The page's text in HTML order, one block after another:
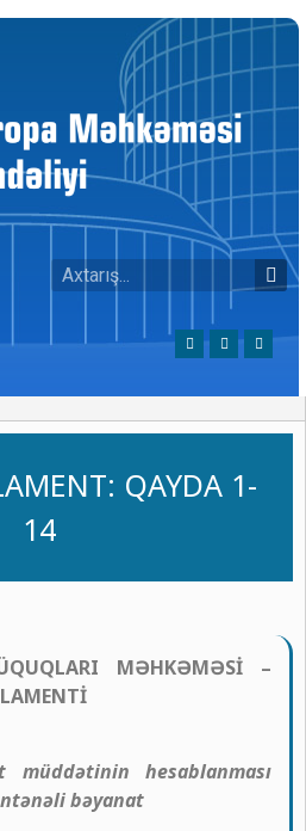
QAYDA 1-
14
MƏHKƏMƏSİ –
müddətinin hesablanması
bəyanat